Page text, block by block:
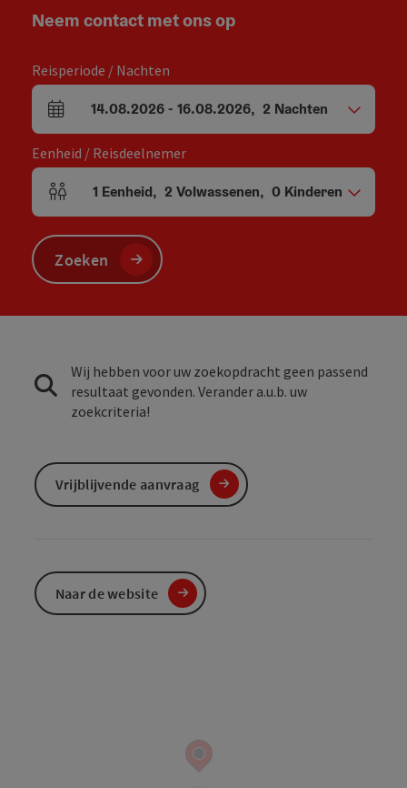
Neem contact met ons op
Reisperiode / Nachten
Velden voor aankomst en vertrek
14.08.2026- 16.08.2026, 2 Nachten
Eenheid / Reisdeelnemer
Aantal eenheden en persoonsvelden
1 Eenheid, 2 Volwassenen, 0 Kinderen
Zoeken
Wij hebben voor uw zoekopdracht geen passend
resultaat gevonden. Verander a.u.b. uw
zoekcriteria!
Vrijblijvende aanvraag
Naar de website